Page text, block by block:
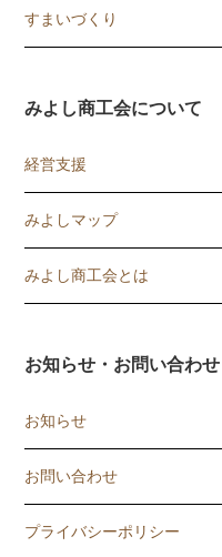
すまいづくり
みよし商工会について
経営支援
講習会
記帳相談指導
みよしマップ
みよし商工会とは
お知らせ・お問い合わせ
お知らせ
お問い合わせ
プライバシーポリシー